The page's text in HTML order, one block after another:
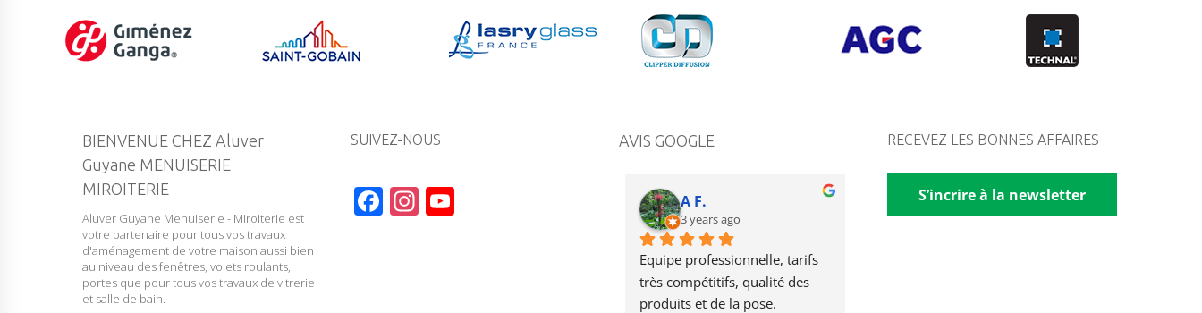
BIENVENUE CHEZ Aluver
Guyane MENUISERIE
MIROITERIE
Aluver Guyane Menuiserie - Miroiterie est
votre partenaire pour tous vos travaux
d'aménagement de votre maison aussi bien
au niveau des fenêtres, volets roulants,
portes que pour tous vos travaux de vitrerie
et salle de bain.
SUIVEZ-NOUS
F In
AVIS GOOGLE
A F.
3 years ago
Equipe professionnelle, tarifs
très compétitifs, qualité des
produits et de la pose.
RECEVEZ LES BONNES AFFAIRES
S’incrire à la newsletter